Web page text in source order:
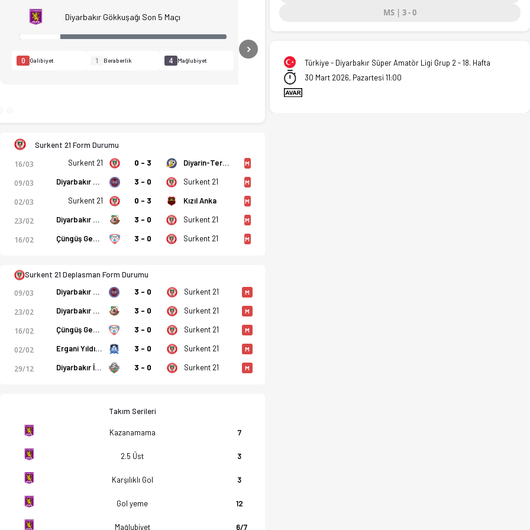
tarihinde başlıyor. Muhtemel kadrolar, ilk 11'ler, iddaa oranları ve istatistikler Ofsayt'ta.
Diyarbakır Gökkuşağı Son 5 Maçı
0 Galibiyet 1 Beraberlik 4 Mağlubiyet Next
Surkent 21 Form Durumu
16/03 Surkent 21 0 - 3 Diyarin-Ter SF M
09/03 Diyarbakır Yenişehir 3 - 0 Surkent 21 M
02/03 Surkent 21 0 - 3 Kızıl Anka M
23/02 Diyarbakır Bağcılar SF 3 - 0 Surkent 21 M
16/02 Çüngüş Gençlik 3 - 0 Surkent 21 M
Surkent 21 Deplasman Form Durumu
09/03 Diyarbakır Yenişehir 3 - 0 Surkent 21 M
23/02 Diyarbakır Bağcılar SF 3 - 0 Surkent 21 M
16/02 Çüngüş Gençlik 3 - 0 Surkent 21 M
02/02 Ergani Yıldızspor 3 - 0 Surkent 21 M
29/12 Diyarbakır İdmanyurdu 3 - 0 Surkent 21 M
Takım Serileri
Kazanamama 7
2.5 Üst 3
Karşılıklı Gol 3
Gol yeme 12
Mağlubiyet 6/7
MS | 3 - 0
Türkiye - Diyarbakır Süper Amatör Ligi Grup 2 - 18. Hafta
30 Mart 2026, Pazartesi 11:00